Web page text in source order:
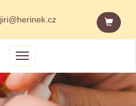
jiri@herinek.cz
Menu